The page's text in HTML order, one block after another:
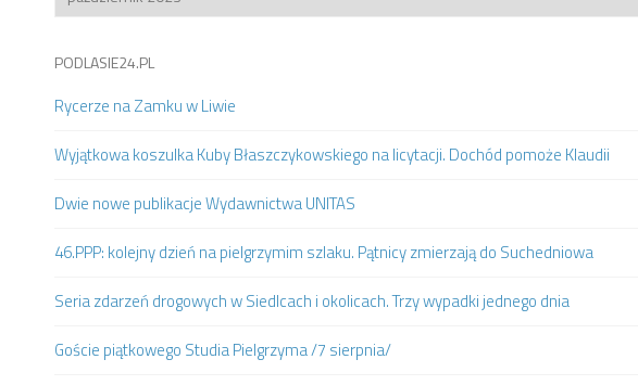
PODLASIE24.PL
Rycerze na Zamku w Liwie
Wyjątkowa koszulka Kuby Błaszczykowskiego na licytacji. Dochód pomoże Klaudii
Dwie nowe publikacje Wydawnictwa UNITAS
46.PPP: kolejny dzień na pielgrzymim szlaku. Pątnicy zmierzają do Suchedniowa
Seria zdarzeń drogowych w Siedlcach i okolicach. Trzy wypadki jednego dnia
Goście piątkowego Studia Pielgrzyma /7 sierpnia/